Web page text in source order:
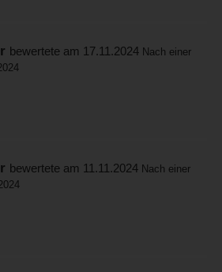
bewertete am 17.11.2024 Nach einer
bewertete am 11.11.2024 Nach einer